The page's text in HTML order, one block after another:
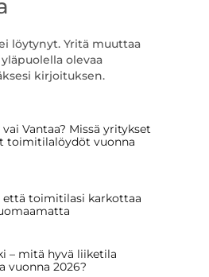
löytynyt. Yritä muuttaa
olevaa
kirjoituksen.
Vantaa? Missä yritykset
toimitilalöydöt vuonna
että toimitilasi karkottaa
– mitä hyvä liiketila
vuonna 2026?